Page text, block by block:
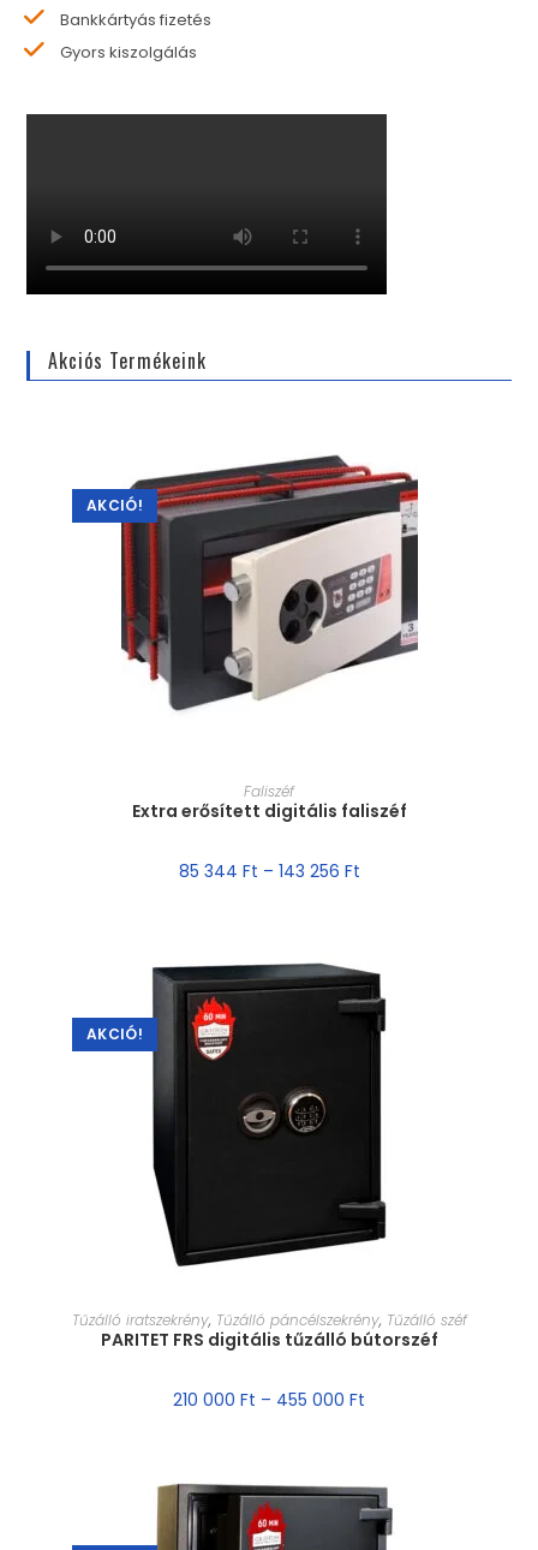
Bankkártyás fizetés
Gyors kiszolgálás
Akciós Termékeink
AKCIÓ!
MÉRET VÁLASZTÁSA
Faliszéf
Extra erősített digitális faliszéf
85 344 Ft – 143 256 Ft
AKCIÓ!
MÉRET VÁLASZTÁSA
Tűzálló iratszekrény, Tűzálló páncélszekrény, Tűzálló széf
PARITET FRS digitális tűzálló bútorszéf
210 000 Ft – 455 000 Ft